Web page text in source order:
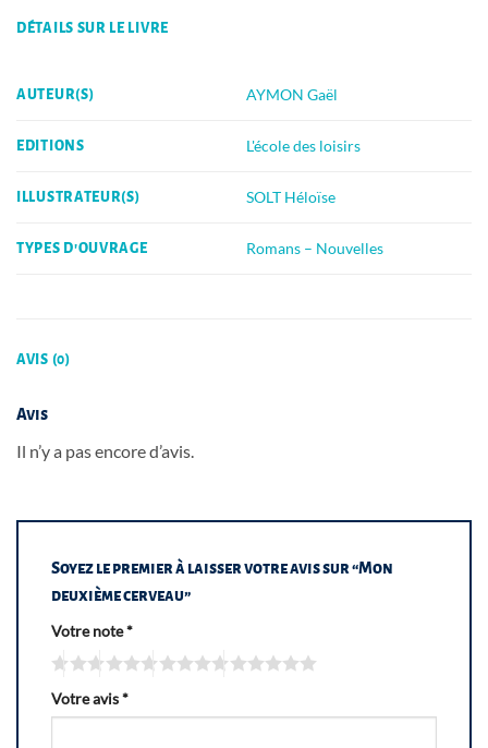
DÉTAILS SUR LE LIVRE
AUTEUR(S) AYMON Gaël
EDITIONS L'école des loisirs
ILLUSTRATEUR(S) SOLT Héloïse
TYPES D'OUVRAGE Romans – Nouvelles
AVIS (0)
Avis
Il n’y a pas encore d’avis.
Soyez le premier à laisser votre avis sur “Mon
deuxième cerveau”
Votre note*
Votre avis*